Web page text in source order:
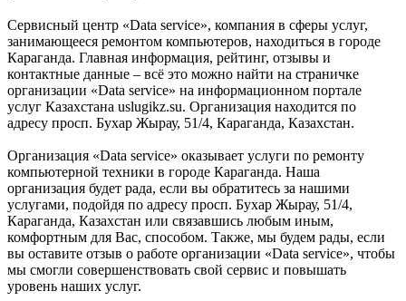
Сервисный центр «Data service», компания в сферы услуг,
занимающееся ремонтом компьютеров, находиться в городе
Караганда. Главная информация, рейтинг, отзывы и
контактные данные – всё это можно найти на страничке
организации «Data service» на информационном портале
услуг Казахстана uslugikz.su. Организация находится по
адресу просп. Бухар Жырау, 51/4, Караганда, Казахстан.
Организация «Data service» оказывает услуги по ремонту
компьютерной техники в городе Караганда. Наша
организация будет рада, если вы обратитесь за нашими
услугами, подойдя по адресу просп. Бухар Жырау, 51/4,
Караганда, Казахстан или связавшись любым иным,
комфортным для Вас, способом. Также, мы будем рады, если
вы оставите отзыв о работе организации «Data service», чтобы
мы смогли совершенствовать свой сервис и повышать
уровень наших услуг.